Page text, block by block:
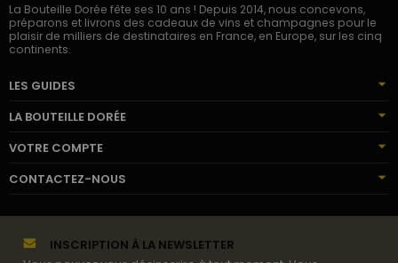
La Bouteille Dorée fête ses 10 ans ! Depuis 2014, nous concevons,
préparons et livrons des cadeaux de vins et champagnes pour le
plaisir de milliers de destinataires en France, en Europe, sur les cinq
continents.
LES GUIDES
LA BOUTEILLE DORÉE
VOTRE COMPTE
CONTACTEZ-NOUS
INSCRIPTION À LA NEWSLETTER